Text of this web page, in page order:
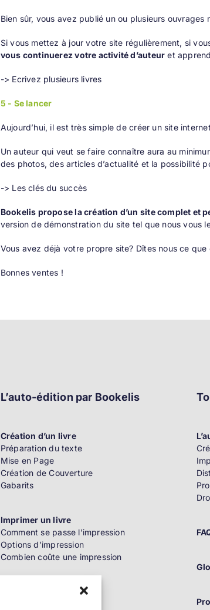
Bien sûr, vous avez publié un ou plusieurs
Si vous mettez à jour votre site régulièrement, si
vous continuerez votre activité d’auteur et
-> Ecrivez plusieurs livres
5 - Se lancer
Aujourd’hui, il est très simple de créer un site
Un auteur qui veut se faire connaître aura au
des photos, des articles d’actualité et la possibilité
-> Les clés du succès
Bookelis propose la création d’un site complet et
version de démonstration du site tel que nous vous
Vous avez déjà votre propre site? Dîtes nous ce
Bonnes ventes !
L’auto-édition par Bookelis
Création d’un livre
Préparation du texte
Mise en Page
Création de Couverture
Gabarits
Imprimer un livre
Comment se passe l’impression
Options d’impression
Combien coûte une impression